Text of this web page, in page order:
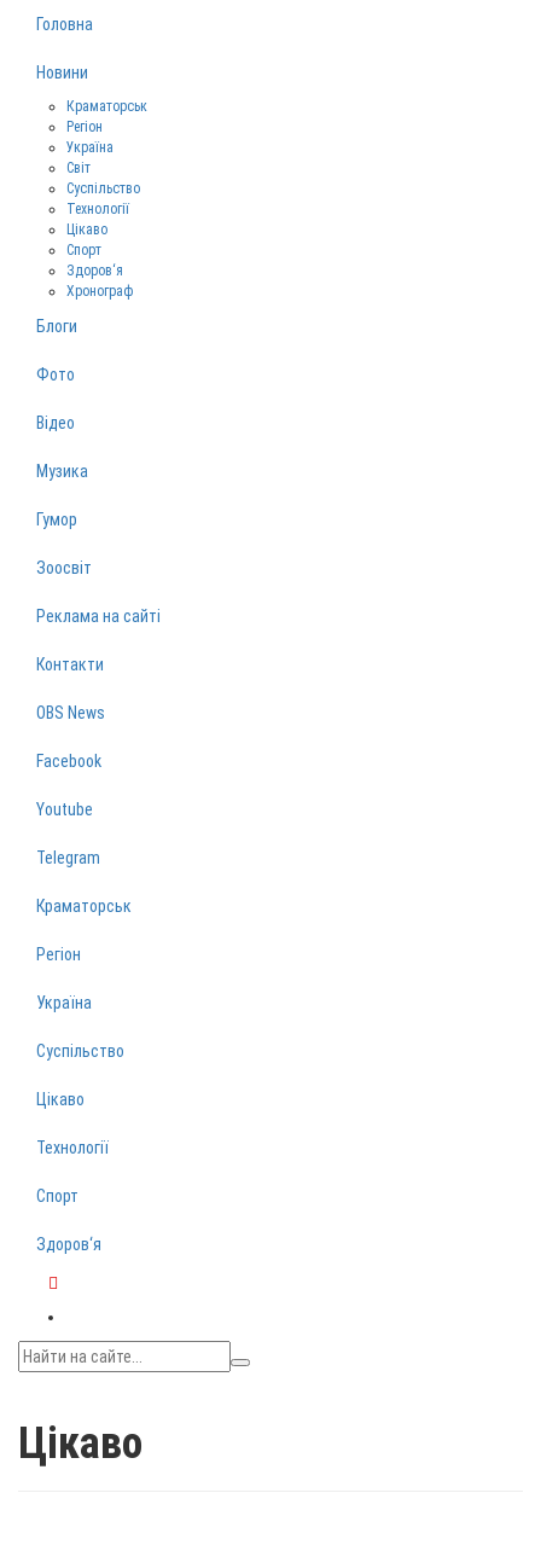
Головна
Новини
Краматорськ
Регіон
Україна
Світ
Суспільство
Технології
Цікаво
Спорт
Здоров‘я
Хронограф
Блоги
Фото
Відео
Музика
Гумор
Зоосвіт
Реклама на сайті
Контакти
OBS News
Facebook
Youtube
Telegram
Краматорськ
Регіон
Україна
Суспільство
Цікаво
Технології
Спорт
Здоров‘я
Цікаво